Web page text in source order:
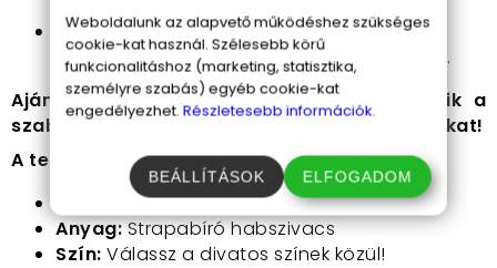
Felejthetetlen élményeket:A közös játék
során szorosabbá válhat a családi kötelék.
Ajánljuk minden korosztálynak, akik szeretik a
szabadtéri játékokat és az izgalmas kalandokat!
A termék jellemzői:
37 x 37 cm
Anyag:Strapabíró habszivacs
Szín: Válassz a divatos színek közül!
Weboldalunk az alapvető működéshez szükséges
cookie-kat használ. Szélesebb körű
funkcionalitáshoz (marketing, statisztika,
személyre szabás) egyéb cookie-kat
engedélyezhet. Részletesebb információk.
BEÁLLÍTÁSOK ELFOGADOM